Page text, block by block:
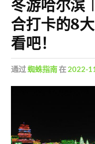
冬游哈尔滨
合打卡的8
看吧！
通过蜘蛛指南在 2022-